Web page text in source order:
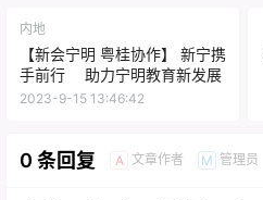
内地
【新会宁明 粤桂协作】 新宁携
手前行 助力宁明教育新发展
2023-9-15 13:46:42
0 条回复 A 文章作者 M 管理员